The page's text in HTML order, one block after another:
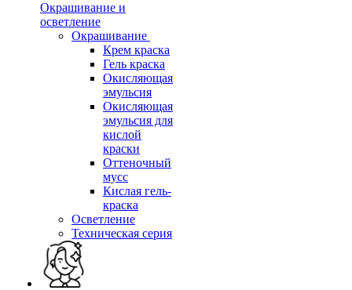
Окрашивание и
осветление
Окрашивание
Крем краска
Гель краска
Окисляющая
эмульсия
Окисляющая
эмульсия для
кислой
краски
Оттеночный
мусс
Кислая гель-
краска
Осветление
Техническая серия